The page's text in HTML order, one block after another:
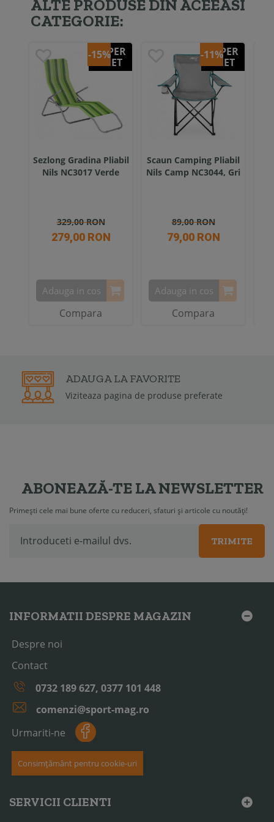
ALTE PRODUSE DIN ACEEASI
CATEGORIE:
SUPER
PRET
-15%
Sezlong Gradina Pliabil
Nils NC3017 Verde
329,00 RON
279,00 RON
Adauga in cos
Compara
SUPER
PRET
-11%
Scaun Camping Pliabil
Nils Camp NC3044, Gri
89,00 RON
79,00 RON
Adauga in cos
Compara
GARANTIE2 ANI
Garantia de conformitate poate fi de
2 ani
ABONEAZĂ-TE LA NEWSLETTER
Primești cele mai bune oferte cu reduceri, sfaturi și articole cu noutăți!
TRIMITE
INFORMATII DESPRE MAGAZIN
Despre noi
Contact
0732 189 627, 0377 101 448
comenzi@sport-mag.ro
Urmariti-ne
Consimțământ pentru cookie-uri
SERVICII CLIENTI